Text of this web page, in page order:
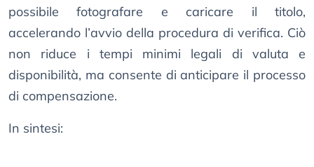
possibile fotografare e caricare il titolo,
accelerando l’avvio della procedura di verifica. Ciò
non riduce i tempi minimi legali di valuta e
disponibilità, ma consente di anticipare il processo
di compensazione.
In sintesi: